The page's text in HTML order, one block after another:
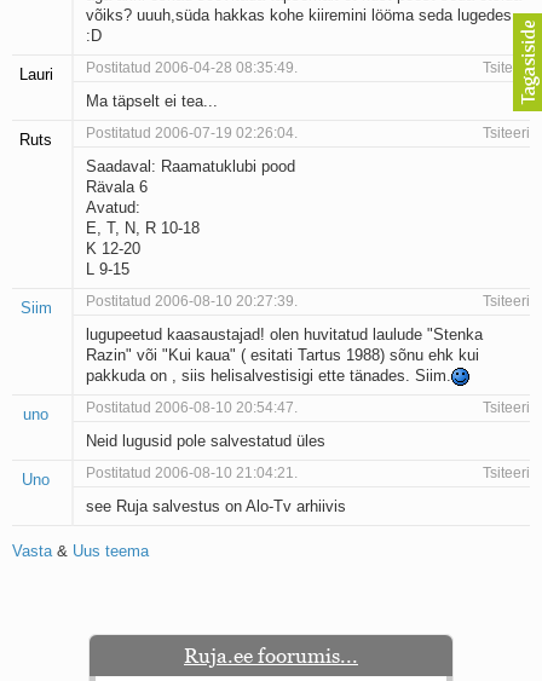
Põhi, lõuna, ida, lääs
Omaette
Perekondlik
Üle müüri
Valgusemaastikud
Kaks pihtimust
Ahtumine
võiks? uuuh,süda hakkas kohe kiiremini lööma seda lugedes
:D
Lauri Postitatud 2006-04-28 08:35:49. Tsiteeri
Ma täpselt ei tea...
Ruts Postitatud 2006-07-19 02:26:04. Tsiteeri
Saadaval: Raamatuklubi pood
Rävala 6
Avatud:
E, T, N, R 10-18
K 12-20
L 9-15
Siim Postitatud 2006-08-10 20:27:39. Tsiteeri
lugupeetud kaasaustajad! olen huvitatud laulude "Stenka
Razin" või "Kui kaua" ( esitati Tartus 1988) sõnu ehk kui
pakkuda on , siis helisalvestisigi ette tänades. Siim.
uno Postitatud 2006-08-10 20:54:47. Tsiteeri
Neid lugusid pole salvestatud üles
Uno Postitatud 2006-08-10 21:04:21. Tsiteeri
see Ruja salvestus on Alo-Tv arhiivis
Vasta& Uus teema
Ruja.ee foorumis...